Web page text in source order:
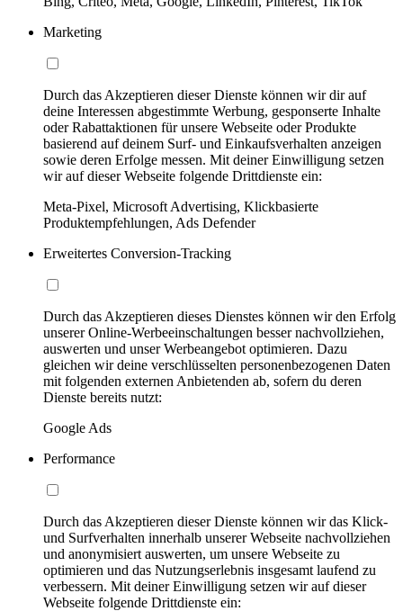
Marketing
Durch das Akzeptieren dieser Dienste können wir dir auf
deine Interessen abgestimmte Werbung, gesponserte Inhalte
oder Rabattaktionen für unsere Webseite oder Produkte
basierend auf deinem Surf- und Einkaufsverhalten anzeigen
sowie deren Erfolge messen. Mit deiner Einwilligung setzen
wir auf dieser Webseite folgende Drittdienste ein:
Meta-Pixel, Microsoft Advertising, Klickbasierte
Produktempfehlungen, Ads Defender
Erweitertes Conversion-Tracking
Durch das Akzeptieren dieses Dienstes können wir den Erfolg
unserer Online-Werbeeinschaltungen besser nachvollziehen,
auswerten und unser Werbeangebot optimieren. Dazu
gleichen wir deine verschlüsselten personenbezogenen Daten
mit folgenden externen Anbietenden ab, sofern du deren
Dienste bereits nutzt:
Google Ads
Performance
Durch das Akzeptieren dieser Dienste können wir das Klick-
und Surfverhalten innerhalb unserer Webseite nachvollziehen
und anonymisiert auswerten, um unsere Webseite zu
optimieren und das Nutzungserlebnis insgesamt laufend zu
verbessern. Mit deiner Einwilligung setzen wir auf dieser
Webseite folgende Drittdienste ein: